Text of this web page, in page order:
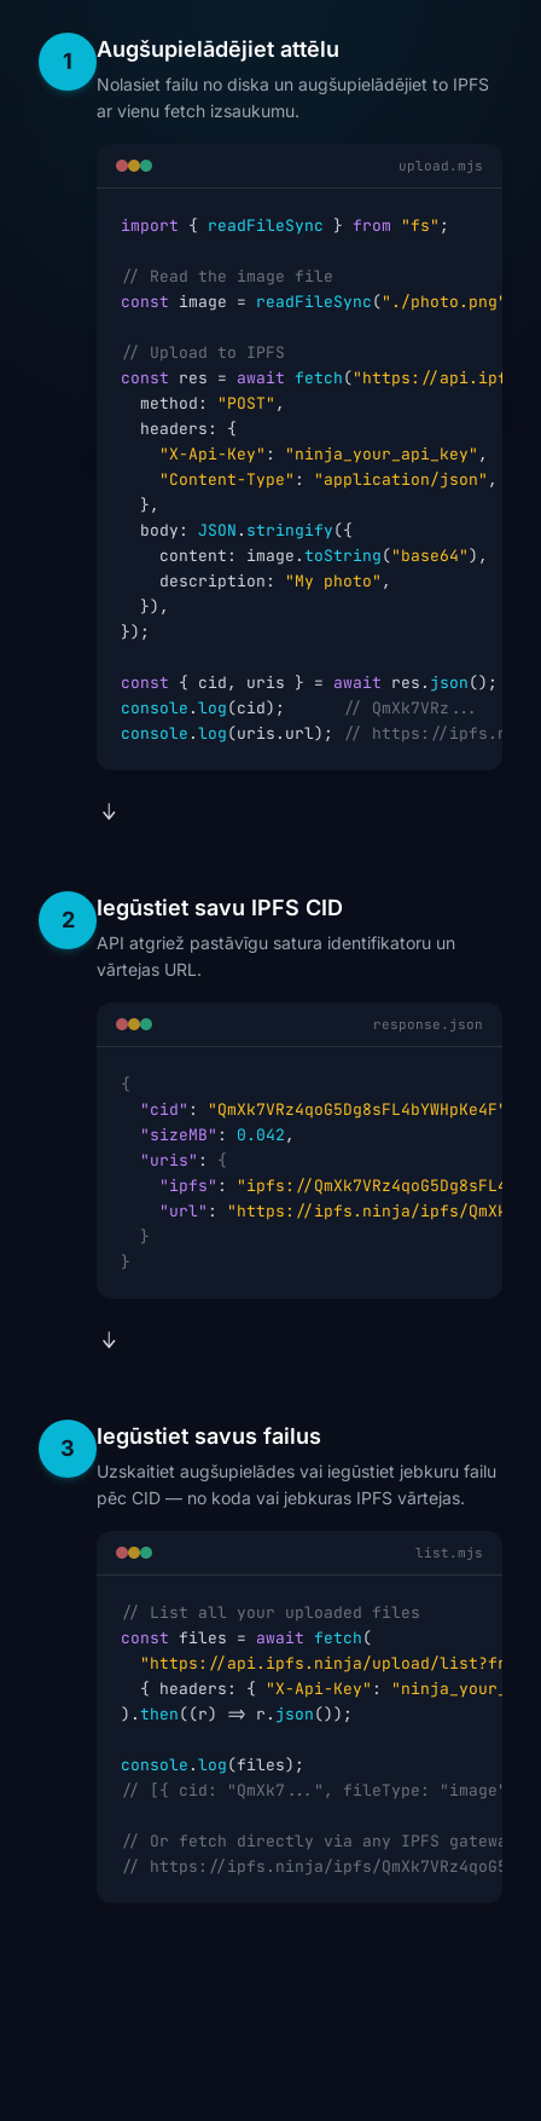
1 Augšupielādējiet attēlu
Nolasiet failu no diska un augšupielādējiet to IPFS
ar vienu fetch izsaukumu.
upload.mjs
import { readFileSync } from "fs" ;
// Read the image file
const image = readFileSync("./photo.png"
// Upload to IPFS
const res = await fetch("https://
  method:
"POST" ,
  headers: {
"X-Api-Key" : "ninja_your_api_key" ,
"Content-Type" : "application/json" ,
  },
  body:
JSON . stringify({
    content: image.
toString("base64"),
    description:
"My photo" ,
  }),
});
const { cid, uris } = await res. json
console .log(cid);
// QmXk7VRz...
console .log(uris.url); // https://
2 Iegūstiet savu IPFS CID
API atgriež pastāvīgu satura identifikatoru un
vārtejas URL.
response.json
{
"cid" : "QmXk7VRz4qoG5Dg8sFL4bYWHpKe4F"
"sizeMB" : 0.042,
"uris" : {
"ipfs" :
"ipfs://
"url" :
"https://ipfs.ninja/ipfs/
}
}
3 Iegūstiet savus failus
Uzskaitiet augšupielādes vai iegūstiet jebkuru failu
pēc CID — no koda vai jebkuras IPFS vārtejas.
list.mjs
// List all your uploaded files
const files = await fetch(
"https://api.ipfs.ninja/upload/
  { headers: {
"X-Api-Key" :
).then((r) => r. json());
console .log
// [{ cid: "QmXk7...", fileType: "image",
// Or fetch directly via any IPFS gateway:
// https://ipfs.ninja/ipfs/